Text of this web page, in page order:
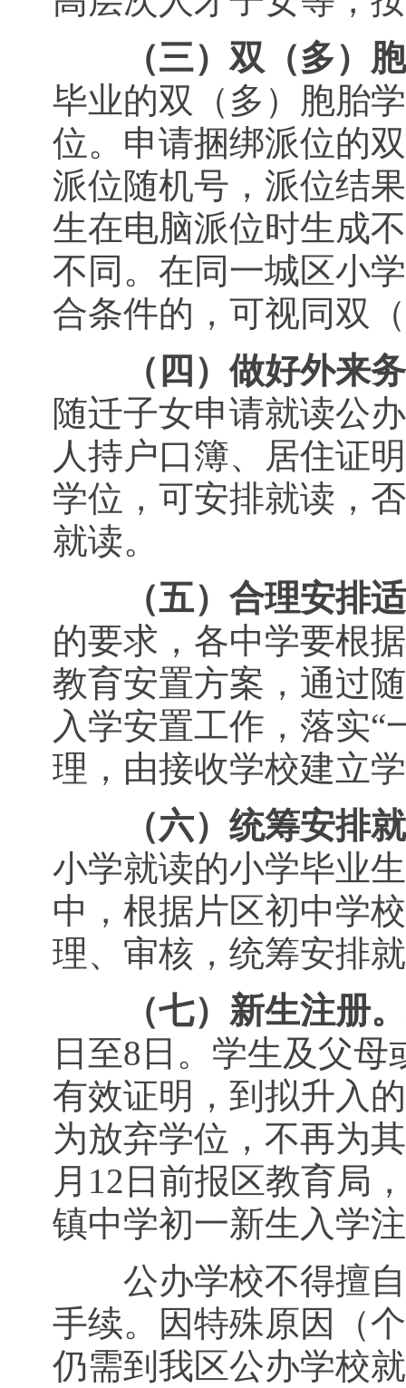
（三）双（多）
毕业的双（多）胞胎
位。申请捆绑派位的
派位随机号，派位结
生在电脑派位时生成
不同。在同一城区小
合条件的，可视同双
（四）做好外来
随迁子女申请就读公
人持户口簿、居住证
学位，可安排就读，
就读。
（五）合理安排
的要求，各中学要根
教育安置方案，通过
入学安置工作，落实
理，由接收学校建立
（六）统筹安排
小学就读的小学毕业
中，根据片区初中学
理、审核，统筹安排
（七）新生注册。
日至8日。学生及父
有效证明，到拟升入
为放弃学位，不再为
月12日前报区教育局
镇中学初一新生入学
公办学校不得擅自
手续。因特殊原因（
仍需到我区公办学校